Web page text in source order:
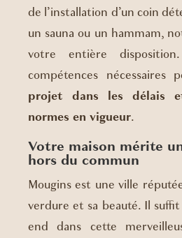
de l’installation d’un coin
un sauna ou un hammam,
votre entière
compétences nécessaires
projet dans les délais
normes en vigueur.
Votre maison mérite
hors du commun
Mougins est une ville
verdure et sa beauté. Il
end dans cette